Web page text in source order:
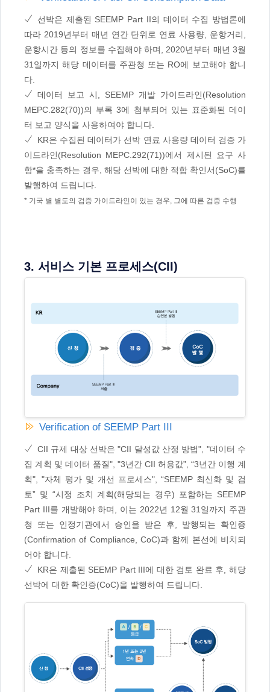
선박은 제출된 SEEMP Part II의 데이터 수집 방법론에
따라 2019년부터 매년 연간 단위로 연료 사용량, 운항거리,
운항시간 등의 정보를 수집해야 하며, 2020년부터 매년 3월
31일까지 해당 데이터를 주관청 또는 RO에 보고해야 합니
다.
데이터 보고 시, SEEMP 개발 가이드라인(Resolution
MEPC.282(70))의 부록 3에 첨부되어 있는 표준화된 데이
터 보고 양식을 사용하여야 합니다.
KR은 수집된 데이터가 선박 연료 사용량 데이터 검증 가
이드라인(Resolution MEPC.292(71))에서 제시된 요구 사
항*을 충족하는 경우, 해당 선박에 대한 적합 확인서(SoC)를
발행하여 드립니다.
* 기국 별 별도의 검증 가이드라인이 있는 경우, 그에 따른 검증 수행
3. 서비스 기본 프로세스(CII)
Verification of SEEMP Part III
CII 규제 대상 선박은 "CII 달성값 산정 방법", "데이터 수
집 계획 및 데이터 품질", "3년간 CII 허용값”, “3년간 이행 계
획", "자체 평가 및 개선 프로세스", “SEEMP 최신화 및 검
토” 및 “시정 조치 계획(해당되는 경우) 포함하는 SEEMP
Part III를 개발해야 하며, 이는 2022년 12월 31일까지 주관
청 또는 인정기관에서 승인을 받은 후, 발행되는 확인증
(Confirmation of Compliance, CoC)과 함께 본선에 비치되
어야 합니다.
KR은 제출된 SEEMP Part III에 대한 검토 완료 후, 해당
선박에 대한 확인증(CoC)을 발행하여 드립니다.